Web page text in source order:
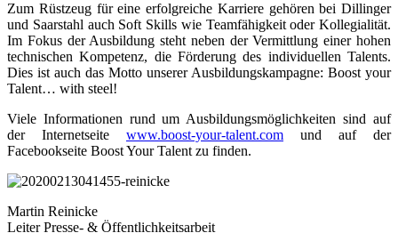
Zum Rüstzeug für eine erfolgreiche Karriere gehören bei Dillinger
und Saarstahl auch Soft Skills wie Teamfähigkeit oder Kollegialität.
Im Fokus der Ausbildung steht neben der Vermittlung einer hohen
technischen Kompetenz, die Förderung des individuellen Talents.
Dies ist auch das Motto unserer Ausbildungskampagne: Boost your
Talent… with steel!
Viele Informationen rund um Ausbildungsmöglichkeiten sind auf
der Internetseite www.boost-your-talent.com und auf der
Facebookseite Boost Your Talent zu finden.
Martin Reinicke
Leiter Presse- & Öffentlichkeitsarbeit